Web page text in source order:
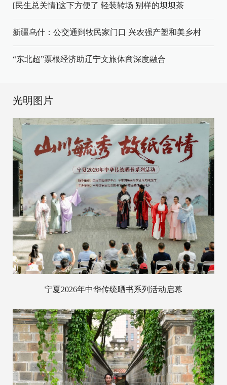
[民生总关情]这下方便了 轻装转场 别样的坝坝茶
新疆乌什：公交通到牧民家门口 兴农强产塑和美乡村
“东北超”票根经济助辽宁文旅体商深度融合
光明图片
宁夏2026年中华传统晒书系列活动启幕